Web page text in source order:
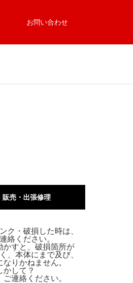
お問い合わせ
販売・出張修理
ク・破損した時は、
絡ください。
かすと、破損箇所が
、本体にまで及び、
りかねません。
かして？
連絡ください。